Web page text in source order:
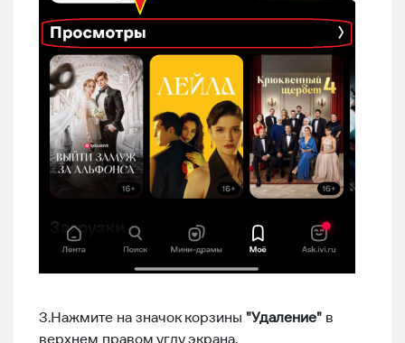
3.Нажмите на значок корзины "Удаление" в
верхнем правом углу экрана.